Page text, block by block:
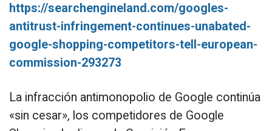
https://searchengineland.com/googles-
antitrust-infringement-continues-unabated-
google-shopping-competitors-tell-european-
commission-293273
La infracción antimonopolio de Google continúa
«sin cesar», los competidores de Google